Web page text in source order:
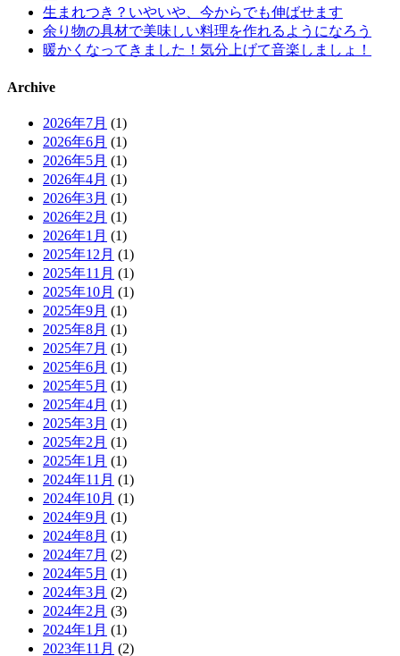
生まれつき？いやいや、今からでも伸ばせます
余り物の具材で美味しい料理を作れるようになろう
暖かくなってきました！気分上げて音楽しましょ！
Archive
2026年7月 (1)
2026年6月 (1)
2026年5月 (1)
2026年4月 (1)
2026年3月 (1)
2026年2月 (1)
2026年1月 (1)
2025年12月 (1)
2025年11月 (1)
2025年10月 (1)
2025年9月 (1)
2025年8月 (1)
2025年7月 (1)
2025年6月 (1)
2025年5月 (1)
2025年4月 (1)
2025年3月 (1)
2025年2月 (1)
2025年1月 (1)
2024年11月 (1)
2024年10月 (1)
2024年9月 (1)
2024年8月 (1)
2024年7月 (2)
2024年5月 (1)
2024年3月 (2)
2024年2月 (3)
2024年1月 (1)
2023年11月 (2)